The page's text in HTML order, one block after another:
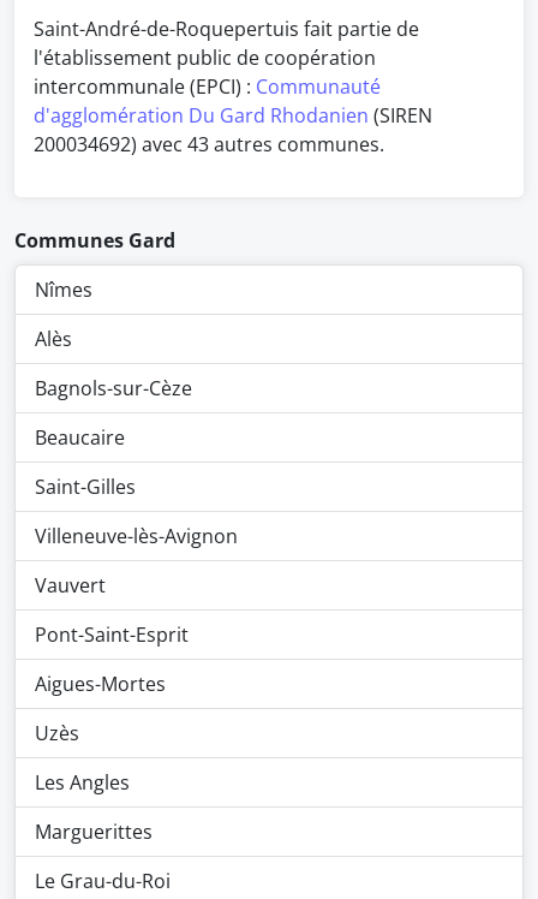
Saint-André-de-Roquepertuis fait partie de
l'établissement public de coopération
intercommunale (EPCI) : Communauté
d'agglomération Du Gard Rhodanien (SIREN
200034692) avec 43 autres communes.
Communes Gard
Nîmes
Alès
Bagnols-sur-Cèze
Beaucaire
Saint-Gilles
Villeneuve-lès-Avignon
Vauvert
Pont-Saint-Esprit
Aigues-Mortes
Uzès
Les Angles
Marguerittes
Le Grau-du-Roi